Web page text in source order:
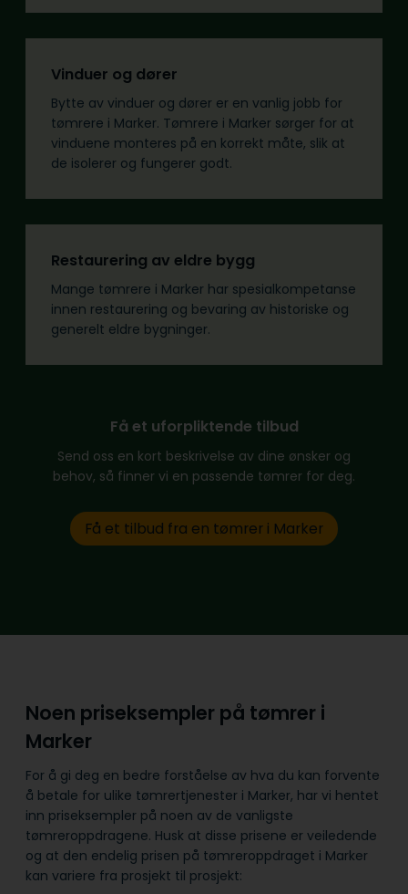
Vinduer og dører
Bytte av vinduer og dører er en vanlig jobb for
tømrere i Marker. Tømrere i Marker sørger for at
vinduene monteres på en korrekt måte, slik at
de isolerer og fungerer godt.
Restaurering av eldre bygg
Mange tømrere i Marker har spesialkompetanse
innen restaurering og bevaring av historiske og
generelt eldre bygninger.
Få et uforpliktende tilbud
Send oss en kort beskrivelse av dine ønsker og
behov, så finner vi en passende tømrer for deg.
Få et tilbud fra en tømrer i Marker
Noen priseksempler på tømrer i
Marker
For å gi deg en bedre forståelse av hva du kan forvente
å betale for ulike tømrertjenester i Marker, har vi hentet
inn priseksempler på noen av de vanligste
tømreroppdragene. Husk at disse prisene er veiledende
og at den endelig prisen på tømreroppdraget i Marker
kan variere fra prosjekt til prosjekt: